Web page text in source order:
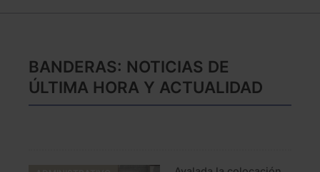
BANDERAS: NOTICIAS DE
ÚLTIMA HORA Y ACTUALIDAD